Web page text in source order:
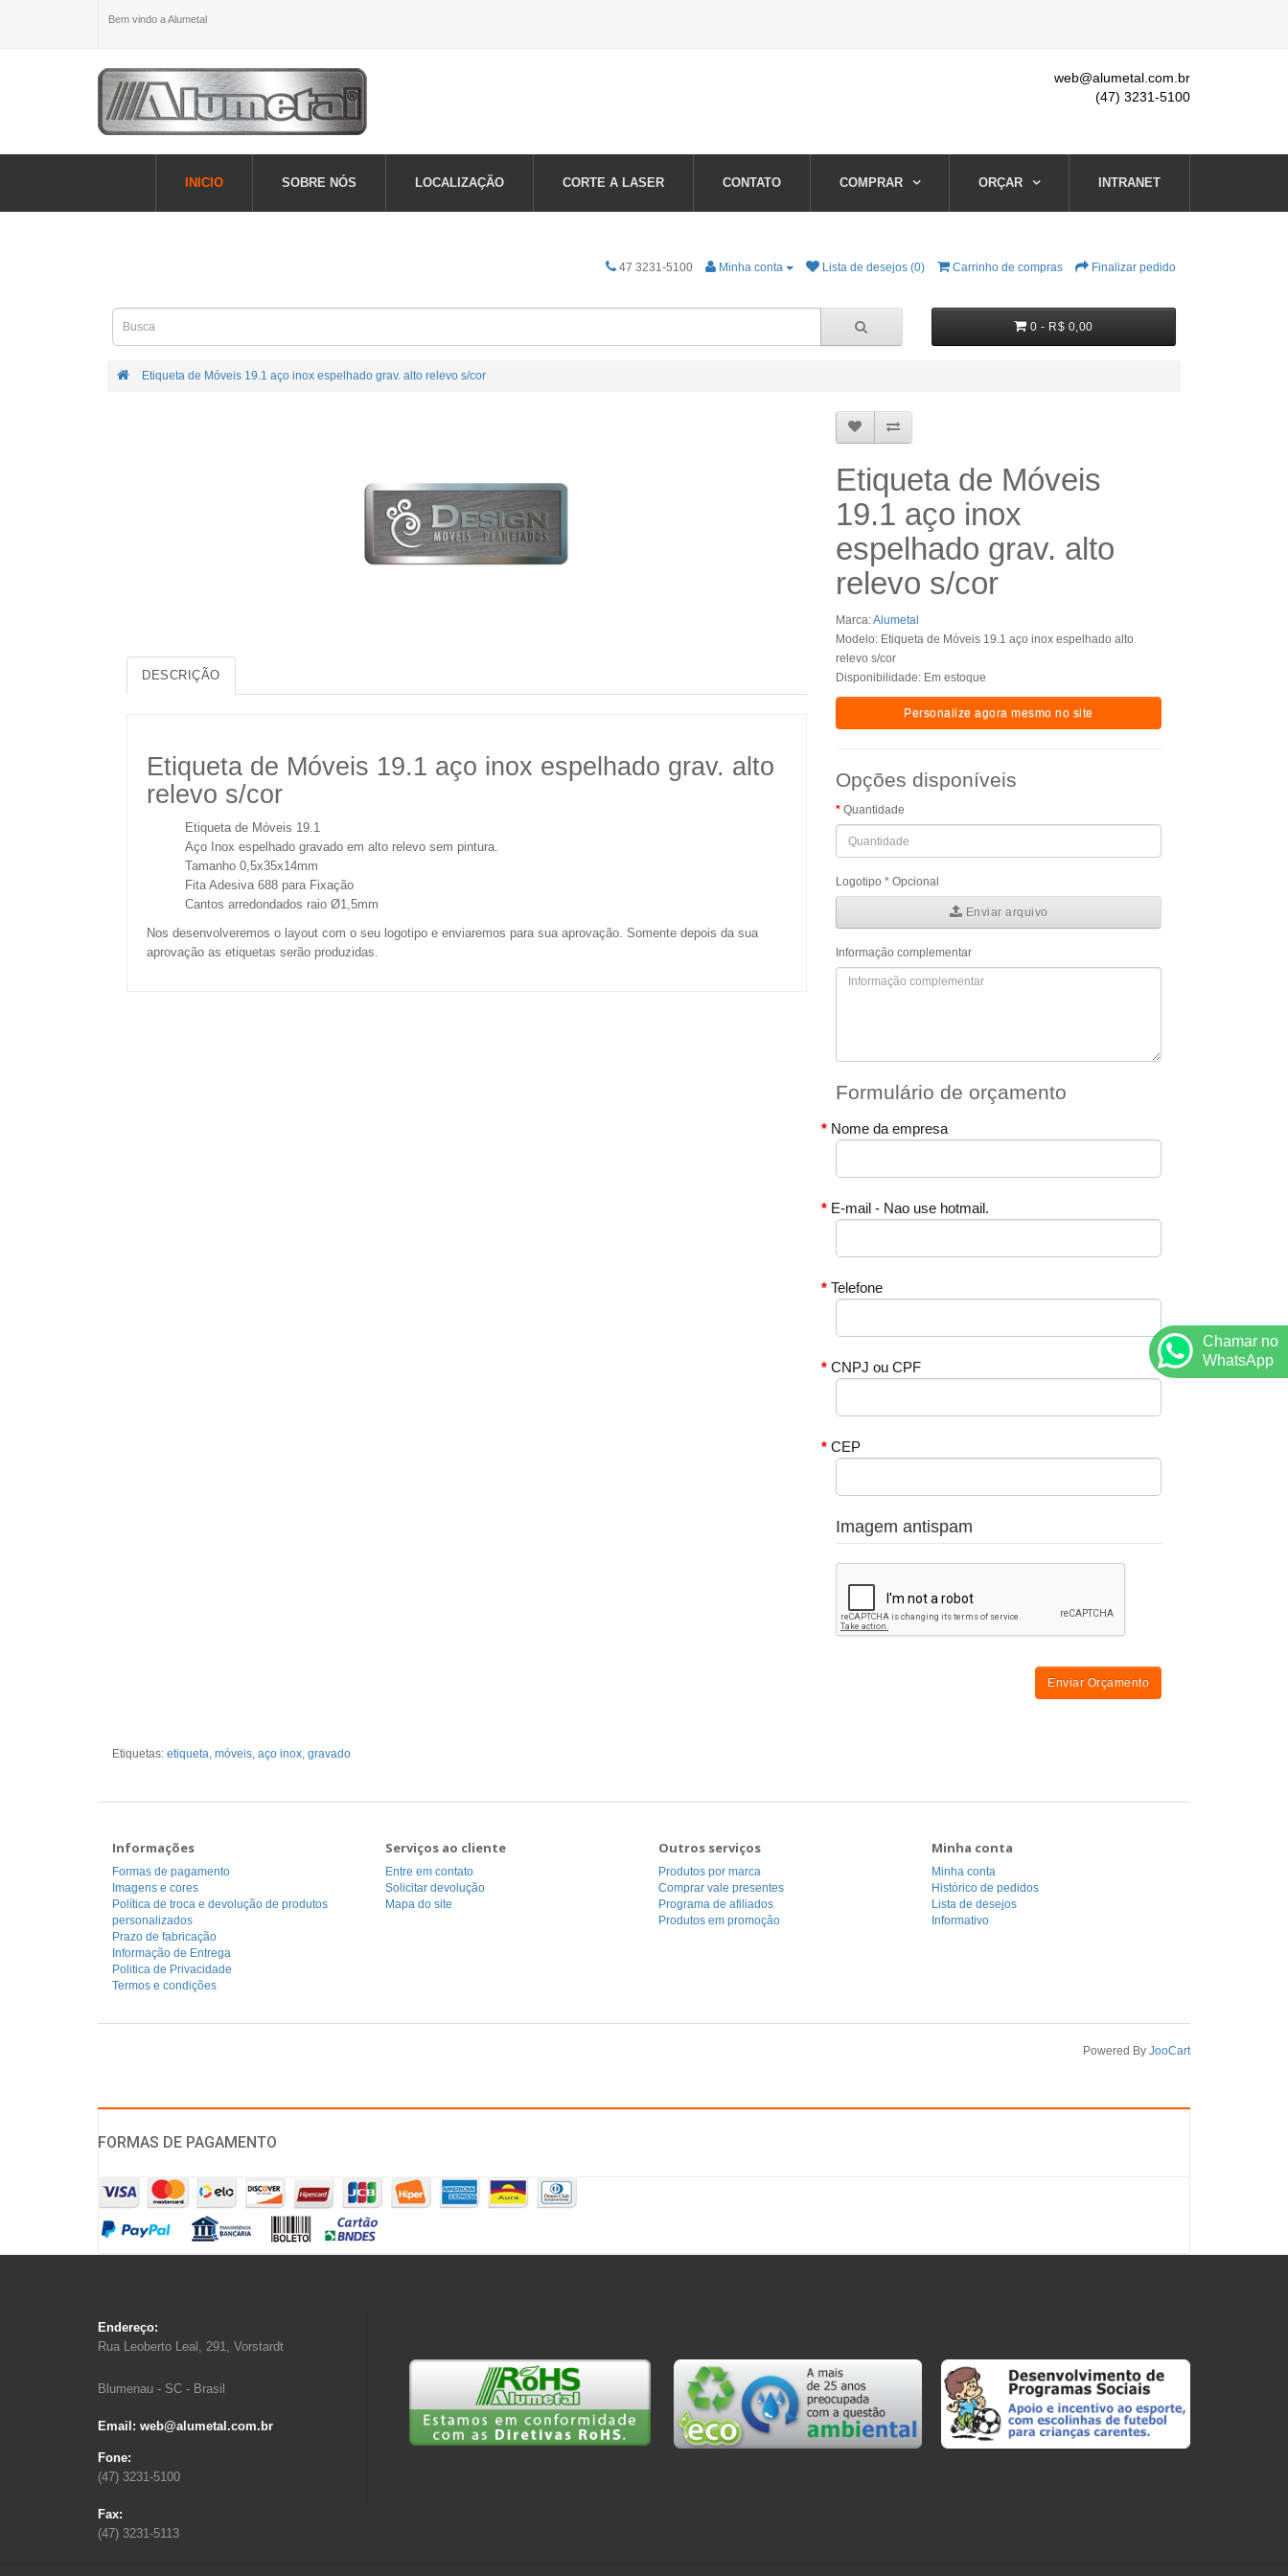
Bem vindo a Alumetal
web@alumetal.com.br
(47) 3231-5100
INICIO SOBRE NÓS LOCALIZAÇÃO CORTE A LASER CONTATO COMPRAR ORÇAR INTRANET
47 3231-5100 Minha conta Lista de desejos (0) Carrinho de compras Finalizar pedido
0 - R$ 0,00
Etiqueta de Móveis 19.1 aço inox espelhado grav. alto relevo s/cor
DESCRIÇÃO
Etiqueta de Móveis 19.1 aço inox espelhado grav. alto
relevo s/cor
Etiqueta de Móveis 19.1
Aço Inox espelhado gravado em alto relevo sem pintura.
Tamanho 0,5x35x14mm
Fita Adesiva 688 para Fixação
Cantos arredondados raio Ø1,5mm
Nos desenvolveremos o layout com o seu logotipo e enviaremos para sua aprovação. Somente depois da sua
aprovação as etiquetas serão produzidas.
Etiqueta de Móveis
19.1 aço inox
espelhado grav. alto
relevo s/cor
Marca:Alumetal
Modelo: Etiqueta de Móveis 19.1 aço inox espelhado alto
relevo s/cor
Disponibilidade: Em estoque
Personalize agora mesmo no site
Opções disponíveis
Quantidade
Logotipo * Opcional
Enviar arquivo
Informação complementar
Formulário de orçamento
Nome da empresa
E-mail - Nao use hotmail.
Telefone
CNPJ ou CPF
CEP
Imagem antispam
Enviar Orçamento
Etiquetas: etiqueta, móveis, aço inox, gravado
Informações
Formas de pagamento
Imagens e cores
Política de troca e devolução de produtos
personalizados
Prazo de fabricação
Informação de Entrega
Politica de Privacidade
Termos e condições
Serviços ao cliente
Entre em contato
Solicitar devolução
Mapa do site
Outros serviços
Produtos por marca
Comprar vale presentes
Programa de afiliados
Produtos em promoção
Minha conta
Minha conta
Histórico de pedidos
Lista de desejos
Informativo
Powered By JooCart
FORMAS DE PAGAMENTO
Endereço:
Rua Leoberto Leal, 291, Vorstardt
Blumenau - SC - Brasil
Email: web@alumetal.com.br
Fone:
(47) 3231-5100
Fax:
(47) 3231-5113
Chamar no
WhatsApp